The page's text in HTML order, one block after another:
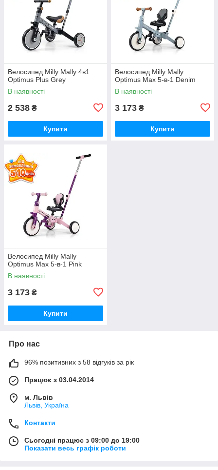
Велосипед Milly Mally 4в1
Optimus Plus Grey
В наявності
2 538 ₴
Купити
Велосипед Milly Mally
Optimus Max 5-в-1 Denim
В наявності
3 173 ₴
Купити
Велосипед Milly Mally
Optimus Max 5-в-1 Pink
В наявності
3 173 ₴
Купити
Про нас
96% позитивних з 58 відгуків за рік
Працює з 03.04.2014
м. Львів
Львів, Україна
Контакти
Сьогодні працює з 09:00 до 19:00
Показати весь графік роботи